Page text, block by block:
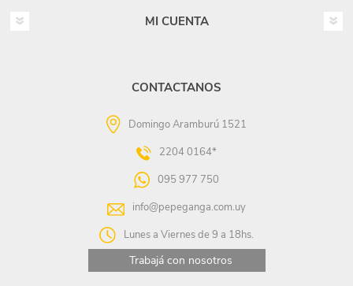
MI CUENTA
CONTACTANOS
Domingo Aramburú 1521
2204 0164*
095 977 750
info@pepeganga.com.uy
Lunes a Viernes de 9 a 18hs.
Trabajá con nosotros